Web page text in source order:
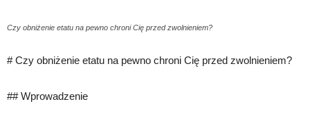
Czy obniżenie etatu na pewno chroni Cię przed zwolnieniem?
# Czy obniżenie etatu na pewno chroni Cię przed zwolnieniem?
## Wprowadzenie